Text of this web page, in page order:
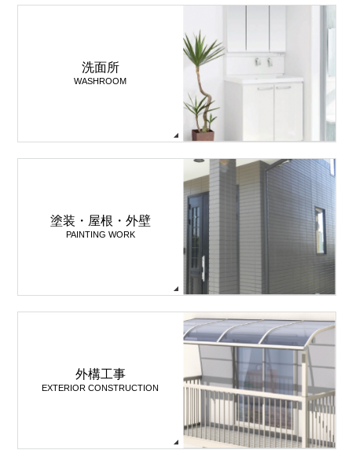
洗面所
WASHROOM
塗装・屋根・外壁
PAINTING WORK
外構工事
EXTERIOR CONSTRUCTION